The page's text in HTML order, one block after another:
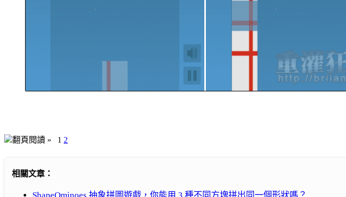
翻頁閱讀 » 1 2
相關文章：